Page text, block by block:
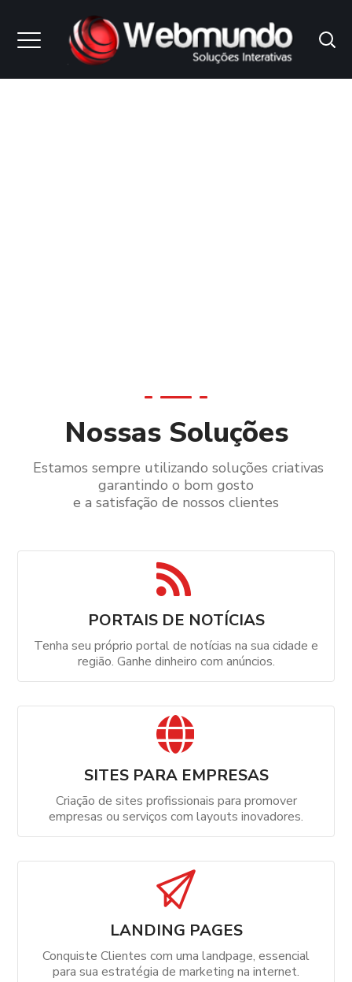
Nossas Soluções
Estamos sempre utilizando soluções criativas
garantindo o bom gosto
e a satisfação de nossos clientes
PORTAIS DE NOTÍCIAS
Tenha seu próprio portal de notícias na sua cidade e
região. Ganhe dinheiro com anúncios.
SITES PARA EMPRESAS
Criação de sites profissionais para promover
empresas ou serviços com layouts inovadores.
LANDING PAGES
Conquiste Clientes com uma landpage, essencial
para sua estratégia de marketing na internet.